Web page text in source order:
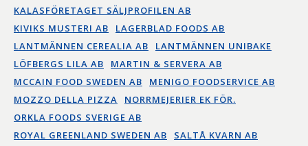
KALASFÖRETAGET SÄLJPROFILEN AB
KIVIKS MUSTERI AB
LAGERBLAD FOODS AB
LANTMÄNNEN CEREALIA AB
LANTMÄNNEN UNIBAKE
LÖFBERGS LILA AB
MARTIN & SERVERA AB
MCCAIN FOOD SWEDEN AB
MENIGO FOODSERVICE AB
MOZZO DELLA PIZZA
NORRMEJERIER EK FÖR.
ORKLA FOODS SVERIGE AB
ROYAL GREENLAND SWEDEN AB
SALTÅ KVARN AB